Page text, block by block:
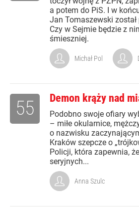
a potem do PiS. I w
Jan Tomaszewski został
Czy w Sejmie będzie z
śmieszniej.
Michał Pol
Demon krąży nad
Podobno swoje ofiary
– miłe okularnice,
o nazwisku
Kraków szepcze o
Policji, która zapewnia,
seryjnych...
55
Anna Szulc